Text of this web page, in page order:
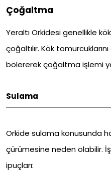
Çoğaltma
Yeraltı Orkidesi genellikle
çoğaltılır. Kök
bölererek çoğaltma işlemi
Sulama
Orkide sulama konusunda
çürümesine neden olabilir.
ipuçları: